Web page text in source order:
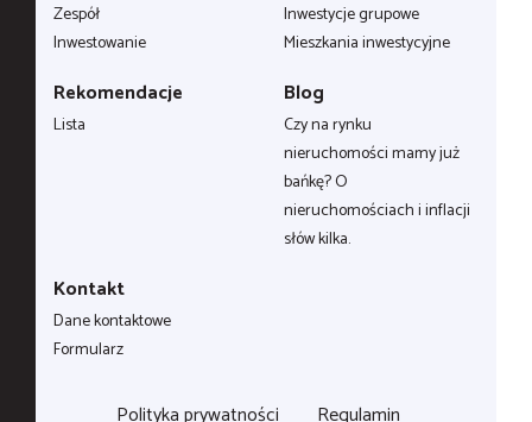
Zespół
Inwestowanie
Inwestycje grupowe
Mieszkania inwestycyjne
Rekomendacje
Lista
Blog
Czy na rynku
nieruchomości mamy już
bańkę? O
nieruchomościach i inflacji
słów kilka.
Kontakt
Dane kontaktowe
Formularz
Polityka prywatności Regulamin